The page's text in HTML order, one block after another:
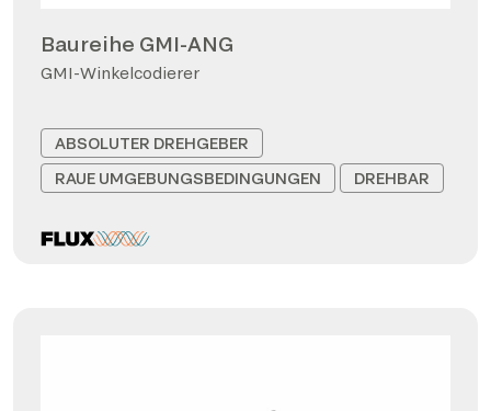
Baureihe GMI-ANG
GMI-Winkelcodierer
ABSOLUTER DREHGEBER
RAUE UMGEBUNGSBEDINGUNGEN
DREHBAR